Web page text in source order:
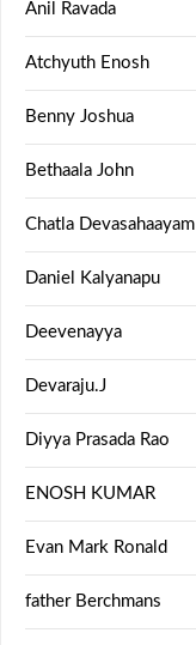
Anil Ravada
Atchyuth Enosh
Benny Joshua
Bethaala John
Chatla Devasahaayam
Daniel Kalyanapu
Deevenayya
Devaraju.J
Diyya Prasada Rao
ENOSH KUMAR
Evan Mark Ronald
father Berchmans